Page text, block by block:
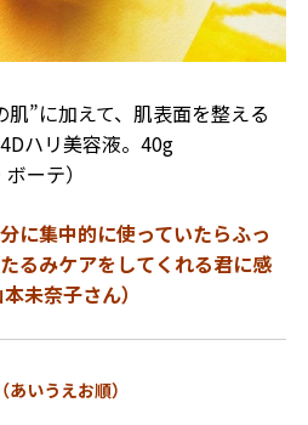
”に加えて、肌表面を整える
ハリ美容液。40g
ーテ）
に集中的に使っていたらふっ
るみケアをしてくれる君に感
未奈子さん）
いうえお順）